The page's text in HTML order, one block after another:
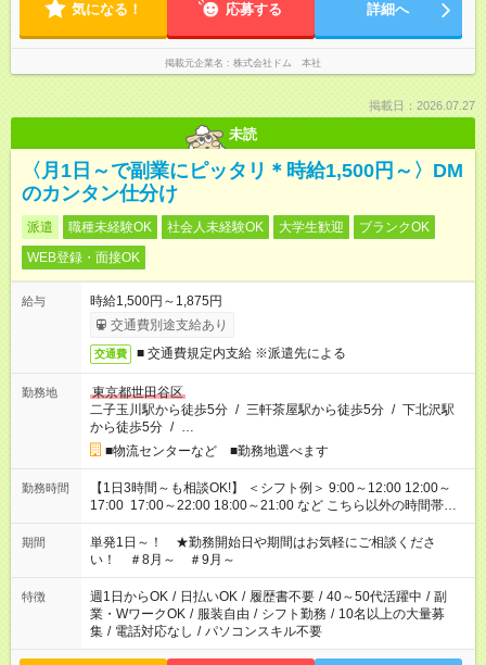
気になる！ 応募する 詳細へ
掲載元企業名 株式会社ドム 本社
掲載日：2026.07.27
未読
〈月1日～で副業にピッタリ＊時給1,500円～〉DM
のカンタン仕分け
派遣 職種未経験OK 社会人未経験OK 大学生歓迎
ブランクOK
WEB登録・面接OK
給与
時給1,500円～1,875円
交通費別途支給あり
交通費 ■ 交通費規定内支給 ※派遣先による
勤務地
東京都世田谷区
二子玉川駅から徒歩5分 / 三軒茶屋駅から徒歩5分 / 下北沢駅
から徒歩5分 / …
■物流センターなど ■勤務地選べます
勤務時間
【1日3時間～も相談OK!】 ＜シフト例＞ 9:00～12:00 12:00～
17:00 17:00～22:00 18:00～21:00 など こちら以外の時間帯も
お気軽にご相談ください！
期間
単発1日～！ ★勤務開始日や期間はお気軽にご相談くださ
い！ ＃8月～ ＃9月～
特徴 週1日からOK / 日払いOK / 履歴書不要 / 40～50代活躍中 / 副
業・WワークOK / 服装自由 / シフト勤務 / 10名以上の大量募
集 / 電話対応なし / パソコンスキル不要